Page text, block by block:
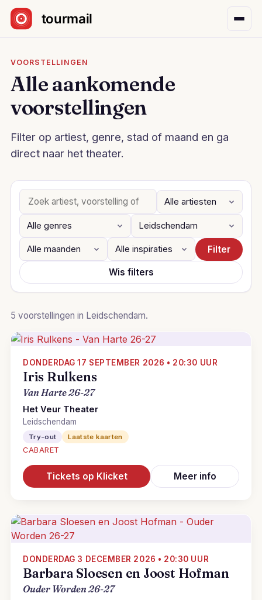
Sla navigatie over
VOORSTELLINGEN
Alle aankomende
voorstellingen
Filter op artiest, genre, stad of maand en ga
direct naar het theater.
Filter
Wis filters
5 voorstellingen in Leidschendam.
DONDERDAG 17 SEPTEMBER 2026 • 20:30 UUR
Iris Rulkens
Van Harte 26-27
Het Veur Theater
Leidschendam
Try-out Laatste kaarten
CABARET
Tickets op Klicket Meer info
DONDERDAG 3 DECEMBER 2026 • 20:30 UUR
Barbara Sloesen en Joost Hofman
Ouder Worden 26-27